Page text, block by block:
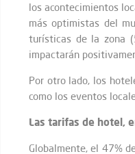
los acontecimientos
más optimistas del
turísticas de la zona
impactarán
Por otro lado, los
como los eventos
Las tarifas de hotel,
Globalmente, el 47%